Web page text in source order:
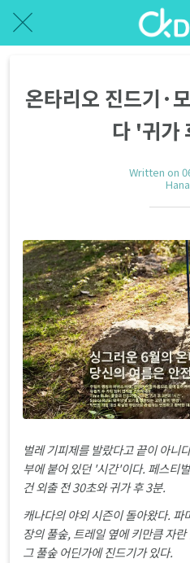
온타리오 진드기·
다 '귀가
Written on
Hana
벌레 기피제를 발랐다고 끝이 아니
부에 붙어 있던 '시간'이다. 페스티
건 외출 전 30초와 귀가 후 3분.
캐나다의 야외 시즌이 돌아왔다.
장의 풀숲, 트레일 옆에 키만큼 자
그 풀숲 어딘가에 진드기가 있다.